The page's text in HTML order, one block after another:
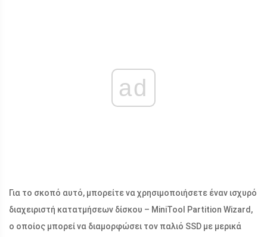
ad
Για το σκοπό αυτό, μπορείτε να χρησιμοποιήσετε έναν ισχυρό
διαχειριστή κατατμήσεων δίσκου – MiniTool Partition Wizard,
ο οποίος μπορεί να διαμορφώσει τον παλιό SSD με μερικά